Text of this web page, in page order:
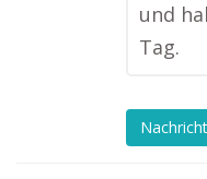
und
Tag.